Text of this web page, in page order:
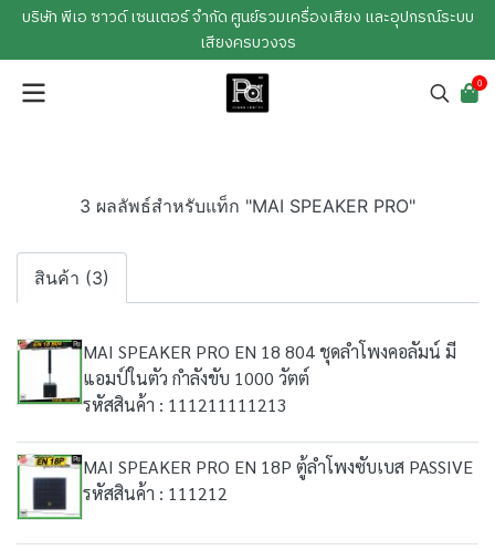
บริษัท พีเอ ซาวด์ เซนเตอร์ จำกัด ศูนย์รวมเครื่องเสียง และอุปกรณ์ระบบ
เสียงครบวงจร
0
3 ผลลัพธ์สำหรับแท็ก "MAI SPEAKER PRO"
สินค้า (3)
MAI SPEAKER PRO EN 18 804 ชุดลำโพงคอลัมน์ มี
แอมป์ในตัว กำลังขับ 1000 วัตต์
รหัสสินค้า : 111211111213
MAI SPEAKER PRO EN 18P ตู้ลำโพงซับเบส PASSIVE
รหัสสินค้า : 111212